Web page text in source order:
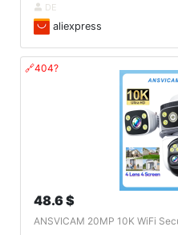
DE
aliexpress
🔗404?
48.6 $
ANSVICAM 20MP 10K WiFi